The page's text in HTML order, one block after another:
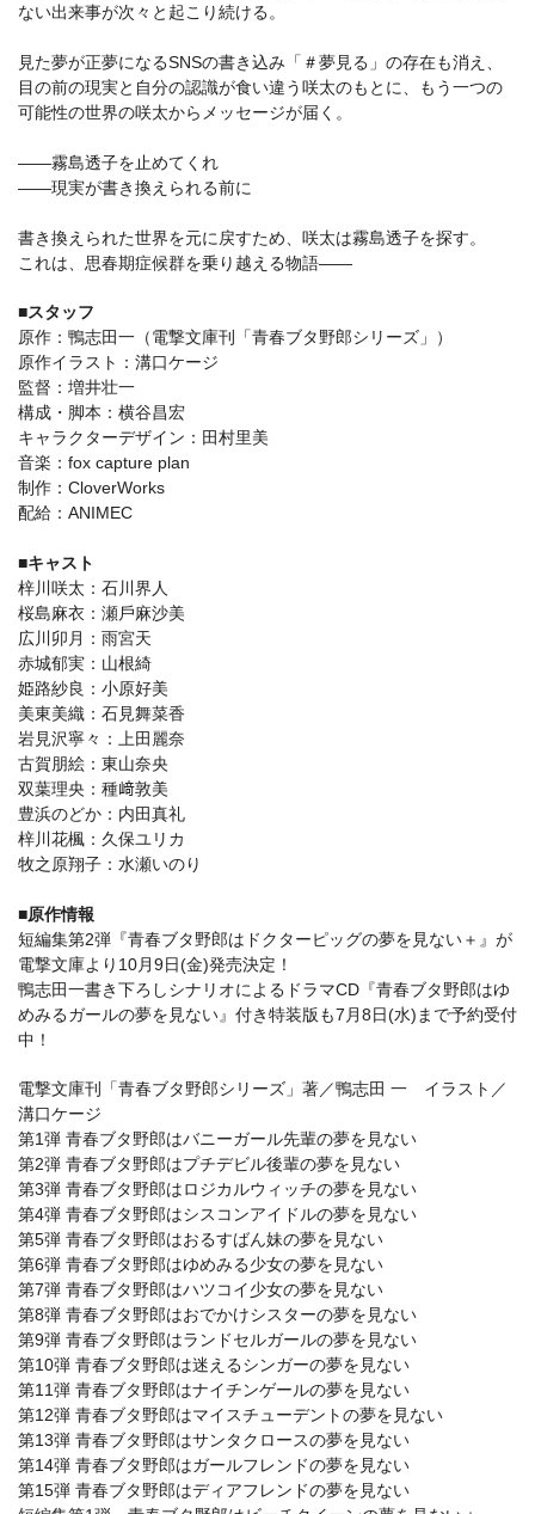
ない出来事が次々と起こり続ける。
⾒た夢が正夢になるSNSの書き込み「＃夢⾒る」の存在も消え、
⽬の前の現実と⾃分の認識が⾷い違う咲太のもとに、もう⼀つの
可能性の世界の咲太からメッセージが届く。
――霧島透⼦を⽌めてくれ
――現実が書き換えられる前に
書き換えられた世界を元に戻すため、咲太は霧島透⼦を探す。
これは、思春期症候群を乗り越える物語――
■スタッフ
原作：鴨志⽥⼀（電撃⽂庫刊「⻘春ブタ野郎シリーズ」）
原作イラスト：溝⼝ケージ
監督：増井壮⼀
構成・脚本：横⾕昌宏
キャラクターデザイン：⽥村⾥美
⾳楽：fox capture plan
制作：CloverWorks
配給：ANIMEC
■キャスト
梓川咲太：⽯川界⼈
桜島⿇⾐：瀬⼾⿇沙美
広川卯⽉：⾬宮天
⾚城郁実：⼭根綺
姫路紗良：⼩原好美
美東美織：⽯⾒舞菜⾹
岩⾒沢寧々：上⽥麗奈
古賀朋絵：東⼭奈央
双葉理央：種﨑敦美
豊浜のどか：内⽥真礼
梓川花楓：久保ユリカ
牧之原翔⼦：⽔瀬いのり
■原作情報
短編集第2弾『青春ブタ野郎はドクターピッグの夢を見ない＋』が
電撃文庫より10月9日(金)発売決定！
鴨志田一書き下ろしシナリオによるドラマCD『青春ブタ野郎はゆ
めみるガールの夢を見ない』付き特装版も7月8日(水)まで予約受付
中！
電撃⽂庫刊「⻘春ブタ野郎シリーズ」著／鴨志⽥ ⼀ イラスト／
溝⼝ケージ
第1弾 ⻘春ブタ野郎はバニーガール先輩の夢を⾒ない
第2弾 ⻘春ブタ野郎はプチデビル後輩の夢を⾒ない
第3弾 ⻘春ブタ野郎はロジカルウィッチの夢を⾒ない
第4弾 ⻘春ブタ野郎はシスコンアイドルの夢を⾒ない
第5弾 ⻘春ブタ野郎はおるすばん妹の夢を⾒ない
第6弾 ⻘春ブタ野郎はゆめみる少⼥の夢を⾒ない
第7弾 ⻘春ブタ野郎はハツコイ少⼥の夢を⾒ない
第8弾 ⻘春ブタ野郎はおでかけシスターの夢を⾒ない
第9弾 ⻘春ブタ野郎はランドセルガールの夢を⾒ない
第10弾 ⻘春ブタ野郎は迷えるシンガーの夢を⾒ない
第11弾 ⻘春ブタ野郎はナイチンゲールの夢を⾒ない
第12弾 ⻘春ブタ野郎はマイスチューデントの夢を⾒ない
第13弾 ⻘春ブタ野郎はサンタクロースの夢を⾒ない
第14弾 ⻘春ブタ野郎はガールフレンドの夢を⾒ない
第15弾 ⻘春ブタ野郎はディアフレンドの夢を⾒ない